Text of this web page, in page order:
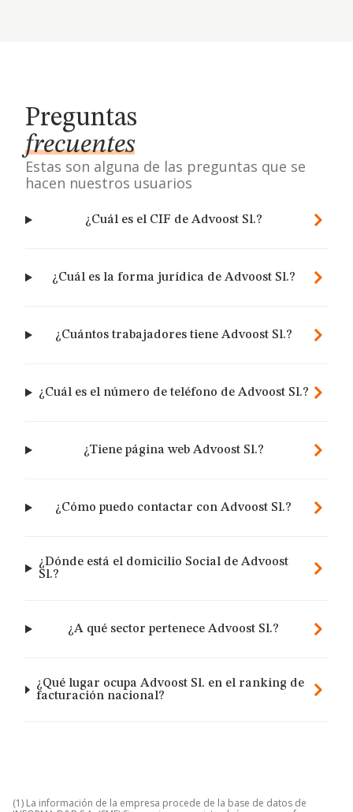
Preguntas
frecuentes
Estas son alguna de las preguntas que se
hacen nuestros usuarios
¿Cuál es el CIF de Advoost Sl.?
¿Cuál es la forma jurídica de Advoost Sl.?
¿Cuántos trabajadores tiene Advoost Sl.?
¿Cuál es el número de teléfono de Advoost Sl.?
¿Tiene página web Advoost Sl.?
¿Cómo puedo contactar con Advoost Sl.?
¿Dónde está el domicilio Social de Advoost
Sl.?
¿A qué sector pertenece Advoost Sl.?
¿Qué lugar ocupa Advoost Sl. en el ranking de
facturación nacional?
(1) La información de la empresa procede de la base de datos de